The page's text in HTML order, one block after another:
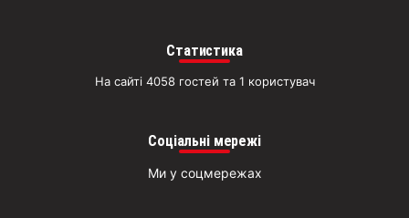
Статистика
На сайті 4058 гостей та 1 користувач
Соціальні мережі
Ми у соцмережах